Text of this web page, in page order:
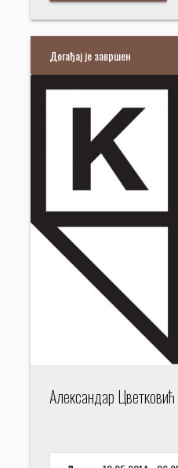
Догађај је завршен
Александар